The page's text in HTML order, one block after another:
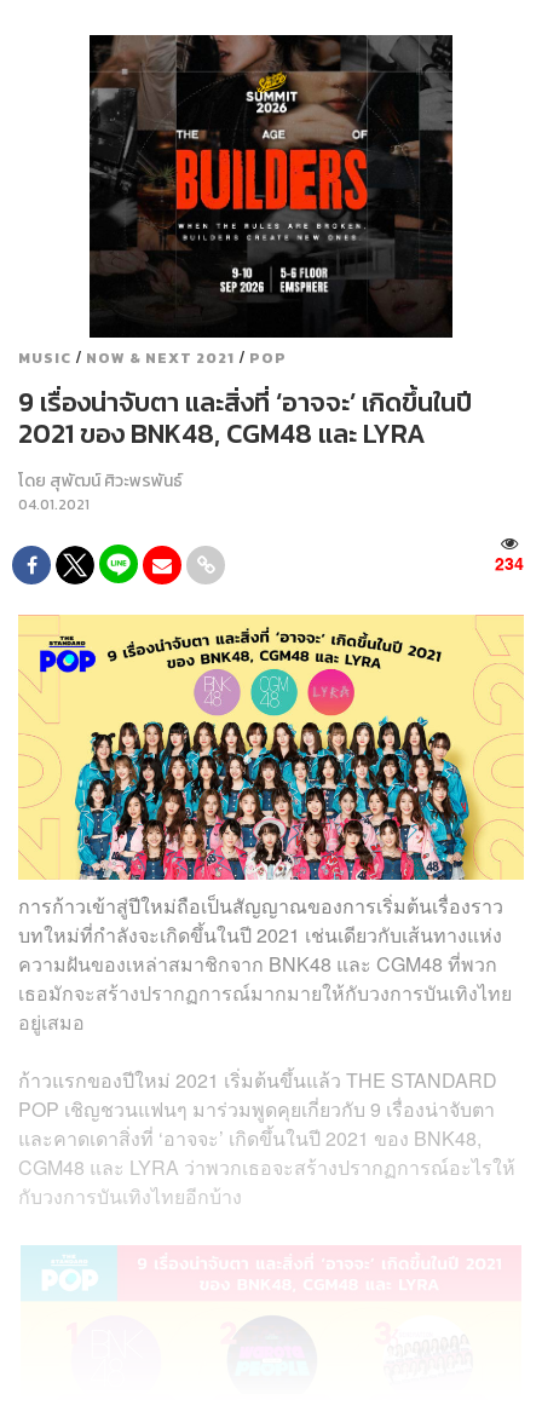
MUSIC / NOW & NEXT 2021 / POP
9 เรื่องน่าจับตา และสิ่งที่ ‘อาจจะ’ เกิดขึ้นในปี
2021 ของ BNK48, CGM48 และ LYRA
โดย สุพัฒน์ ศิวะพรพันธ์
04.01.2021
234
การก้าวเข้าสู่ปีใหม่ถือเป็นสัญญาณของการเริ่มต้นเรื่องราว
บทใหม่ที่กำลังจะเกิดขึ้นในปี 2021 เช่นเดียวกับเส้นทางแห่ง
ความฝันของเหล่าสมาชิกจาก BNK48 และ CGM48 ที่พวก
เธอมักจะสร้างปรากฏการณ์มากมายให้กับวงการบันเทิงไทย
อยู่เสมอ
ก้าวแรกของปีใหม่ 2021 เริ่มต้นขึ้นแล้ว THE STANDARD
POP เชิญชวนแฟนๆ มาร่วมพูดคุยเกี่ยวกับ 9 เรื่องน่าจับตา
และคาดเดาสิ่งที่ ‘อาจจะ’ เกิดขึ้นในปี 2021 ของ BNK48,
CGM48 และ LYRA ว่าพวกเธอจะสร้างปรากฏการณ์อะไรให้
กับวงการบันเทิงไทยอีกบ้าง